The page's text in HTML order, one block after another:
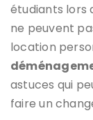
étudiants lors
ne peuvent
location
astuces qui
faire un